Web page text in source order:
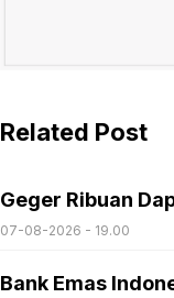
Related Post
Geger Ribuan
07-08-2026 - 19.00
Bank Emas